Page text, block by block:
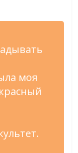
моя